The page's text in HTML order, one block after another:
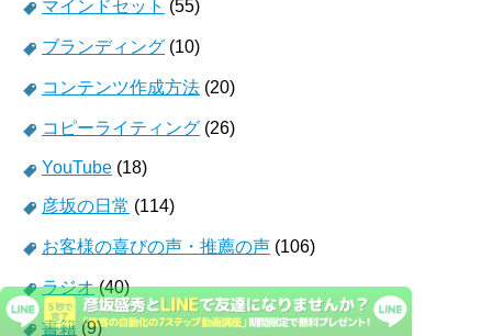
マインドセット (55)
ブランディング (10)
コンテンツ作成方法 (20)
コピーライティング (26)
YouTube (18)
彦坂の日常 (114)
お客様の喜びの声・推薦の声 (106)
ラジオ(40)
書籍 (9)